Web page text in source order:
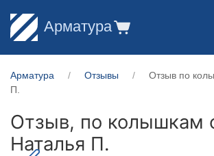
Арматура
Арматура Отзывы
Отзыв по
П.
Отзыв, по колышкам
Наталья П.